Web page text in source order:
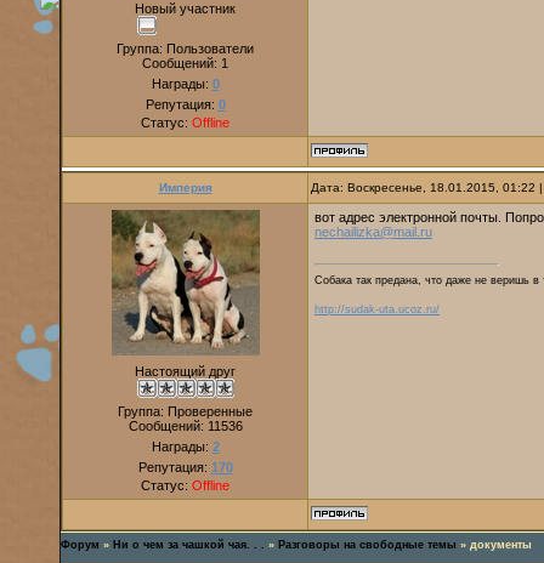
Новый участник
Группа: Пользователи
Сообщений: 1
Награды: 0
Репутация: 0
Статус: Offline
Империя Дата: Воскресенье, 18.01.2015,
Настоящий друг
Группа: Проверенные
Сообщений: 11536
Награды: 2
Репутация: 170
Статус: Offline
вот адрес электронной почты.
nechailizka@mail.ru
Собака так предана, что даже не веришь
http://sudak-uta.ucoz.ru/
Форум » Ни о чем за чашкой чая. . . » Разговоры на свободные темы » документы